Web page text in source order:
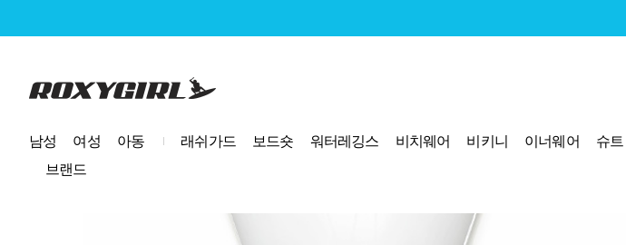
로고
남성 여성 아동 래쉬가드 보드숏 워터레깅스 비치웨어 비키니 이너웨어 슈트
브랜드